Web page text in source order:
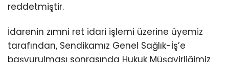
reddetmiştir.
İdarenin zımni ret idari işlemi üzerine üyemiz
tarafından, Sendikamız Genel Sağlık-İş’e
başvurulması sonrasında Hukuk Müşavirliğimiz